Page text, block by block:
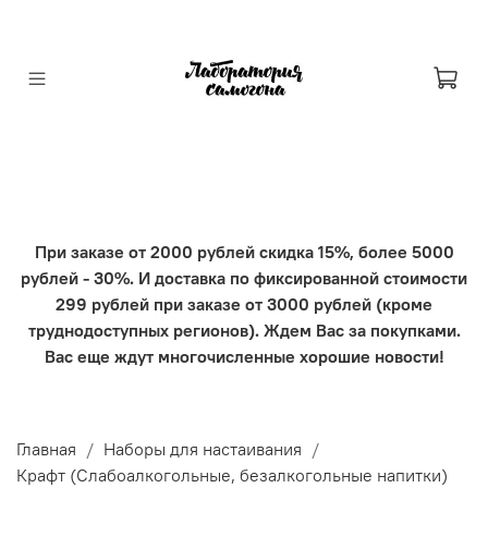
При заказе от 2000 рублей скидка 15%, более 5000
рублей - 30%. И доставка по фиксированной стоимости
299 рублей при заказе от 3000 рублей (кроме
труднодоступных регионов). Ждем Вас за покупками.
Вас еще ждут многочисленные хорошие новости!
Главная
Наборы для настаивания
Крафт (Слабоалкогольные, безалкогольные напитки)